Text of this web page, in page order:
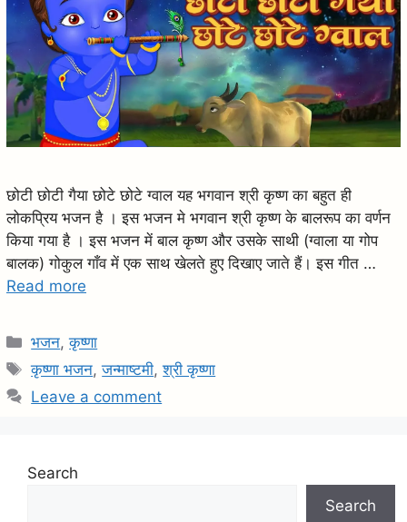
छोटी छोटी गैया छोटे छोटे ग्वाल यह भगवान श्री कृष्ण का बहुत ही
लोकप्रिय भजन है । इस भजन मे भगवान श्री कृष्ण के बालरूप का वर्णन
किया गया है । इस भजन में बाल कृष्ण और उसके साथी (ग्वाला या गोप
बालक) गोकुल गाँव में एक साथ खेलते हुए दिखाए जाते हैं। इस गीत …
Read more
C
a
t
e
r
भजन,कृष्णा
T
a
कृष्णा भजन,जन्माष्टमी,श्री कृष्णा
Leave a comment
Search
Search